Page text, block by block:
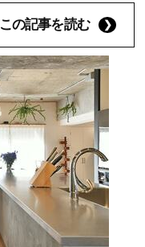
この記事を読む